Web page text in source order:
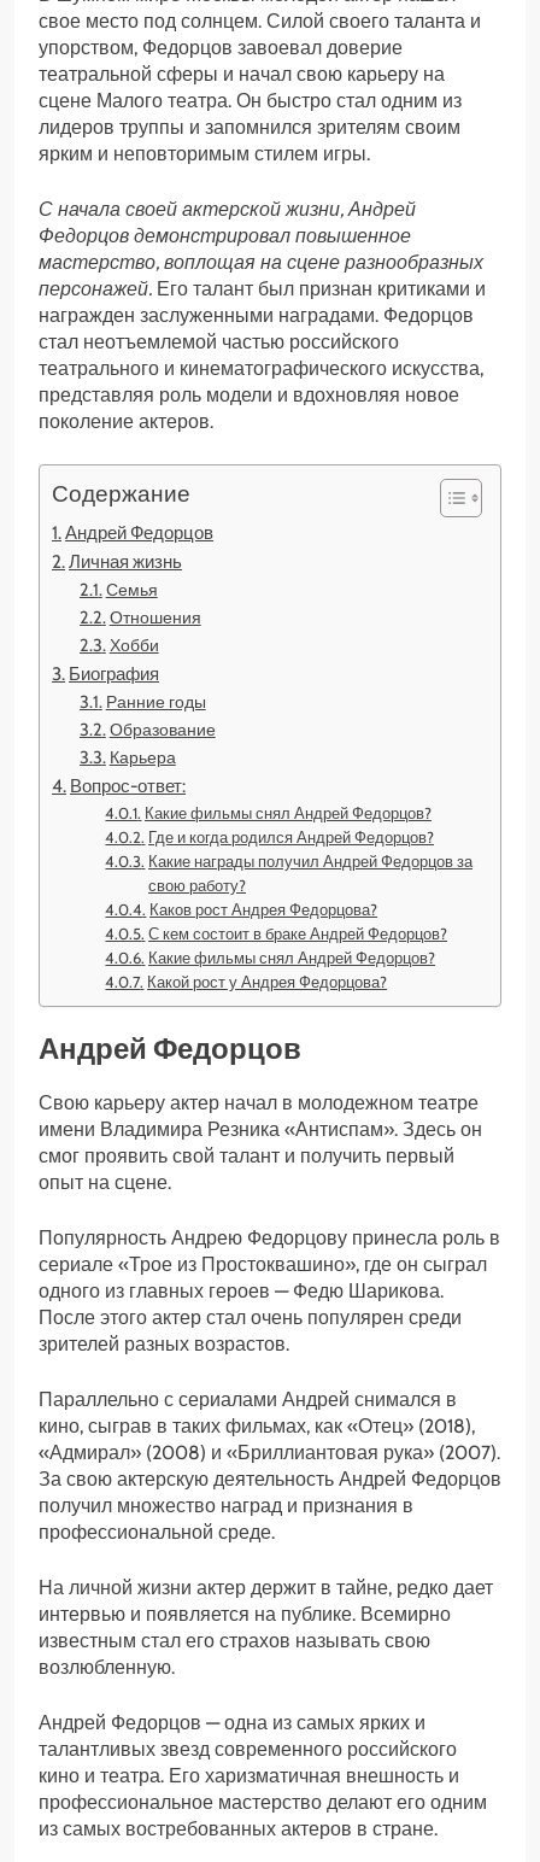
свое место под солнцем. Силой своего таланта и
упорством, Федорцов завоевал доверие
театральной сферы и начал свою карьеру на
сцене Малого театра. Он быстро стал одним из
лидеров труппы и запомнился зрителям своим
ярким и неповторимым стилем игры.
С начала своей актерской жизни, Андрей
Федорцов демонстрировал повышенное
мастерство, воплощая на сцене разнообразных
персонажей. Его талант был признан критиками и
награжден заслуженными наградами. Федорцов
стал неотъемлемой частью российского
театрального и кинематографического искусства,
представляя роль модели и вдохновляя новое
поколение актеров.
Содержание
Андрей Федорцов
Личная жизнь
Семья
Отношения
Хобби
Биография
Ранние годы
Образование
Карьера
Вопрос-ответ:
Какие фильмы снял Андрей Федорцов?
Где и когда родился Андрей Федорцов?
Какие награды получил Андрей Федорцов за
свою работу?
Каков рост Андрея Федорцова?
С кем состоит в браке Андрей Федорцов?
Какие фильмы снял Андрей Федорцов?
Какой рост у Андрея Федорцова?
Андрей Федорцов
Свою карьеру актер начал в молодежном театре
имени Владимира Резника «Антиспам». Здесь он
смог проявить свой талант и получить первый
опыт на сцене.
Популярность Андрею Федорцову принесла роль в
сериале «Трое из Простоквашино», где он сыграл
одного из главных героев — Федю Шарикова.
После этого актер стал очень популярен среди
зрителей разных возрастов.
Параллельно с сериалами Андрей снимался в
кино, сыграв в таких фильмах, как «Отец» (2018),
«Адмирал» (2008) и «Бриллиантовая рука» (2007).
За свою актерскую деятельность Андрей Федорцов
получил множество наград и признания в
профессиональной среде.
На личной жизни актер держит в тайне, редко дает
интервью и появляется на публике. Всемирно
известным стал его страхов называть свою
возлюбленную.
Андрей Федорцов — одна из самых ярких и
талантливых звезд современного российского
кино и театра. Его харизматичная внешность и
профессиональное мастерство делают его одним
из самых востребованных актеров в стране.